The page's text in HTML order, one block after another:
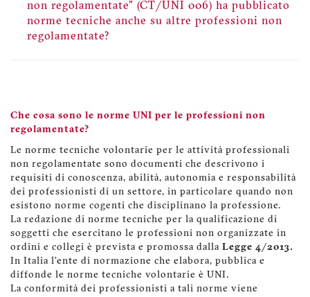
non regolamentate” (CT/UNI 006) ha pubblicato
norme tecniche anche su altre professioni non
regolamentate?
Che cosa sono le norme UNI per le professioni non
regolamentate?
Le norme tecniche volontarie per le attività professionali
non regolamentate sono documenti che descrivono i
requisiti di conoscenza, abilità, autonomia e responsabilità
dei professionisti di un settore, in particolare quando non
esistono norme cogenti che disciplinano la professione.
La redazione di norme tecniche per la qualificazione di
soggetti che esercitano le professioni non organizzate in
ordini e collegi è prevista e promossa dalla Legge 4/2013.
In Italia l’ente di normazione che elabora, pubblica e
diffonde le norme tecniche volontarie è UNI.
La conformità dei professionisti a tali norme viene